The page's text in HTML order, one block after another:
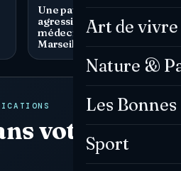
Art de vivre
Nature &
Les
Sport
Une patiente arrêtée pour
agression contre un
médecin à son cabinet à
Marseille
votre